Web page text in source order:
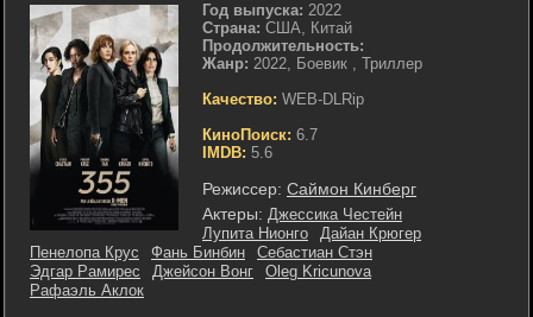
Год выпуска: 2022
Страна: США, Китай
Продолжительность:
Жанр: 2022, Боевик , Триллер
Качество: WEB-DLRip
КиноПоиск: 6.7
IMDB: 5.6
Режиссер: Саймон Кинберг
Актеры: Джессика Честейн
Лупита Нионго
Дайан Крюгер
Пенелопа Крус
Фань Бинбин
Себастиан Стэн
Эдгар Рамирес
Джейсон Вонг
Oleg Kricunova
Рафаэль Аклок